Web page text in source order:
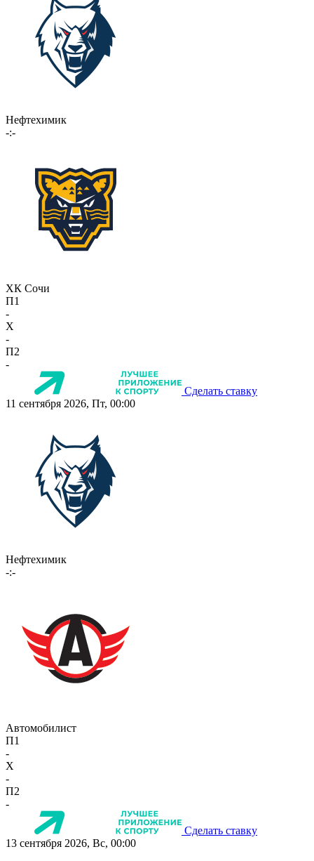
Нефтехимик
-:-
ХК Сочи
П1
-
X
-
П2
-
Сделать ставку
11 сентября 2026, Пт, 00:00
Нефтехимик
-:-
Автомобилист
П1
-
X
-
П2
-
Сделать ставку
13 сентября 2026, Вс, 00:00